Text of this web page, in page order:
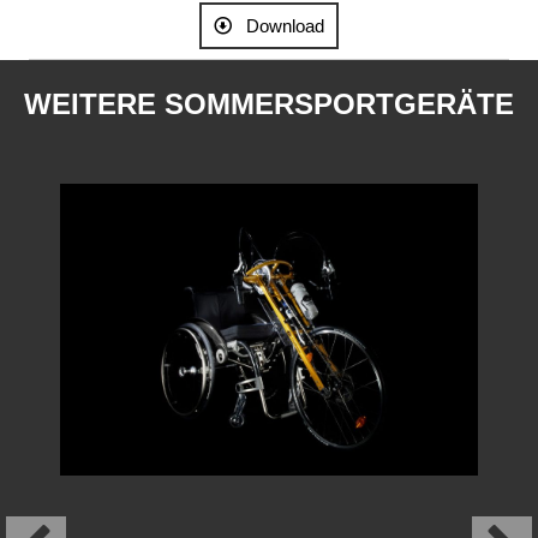
Download
WEITERE SOMMERSPORTGERÄTE